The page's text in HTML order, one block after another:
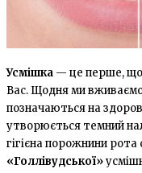
Усмішка — це перше, що
Вас. Щодня ми вживаємо
позначаються на
утворюється темний
гігієна порожнини
«Голлівудської»